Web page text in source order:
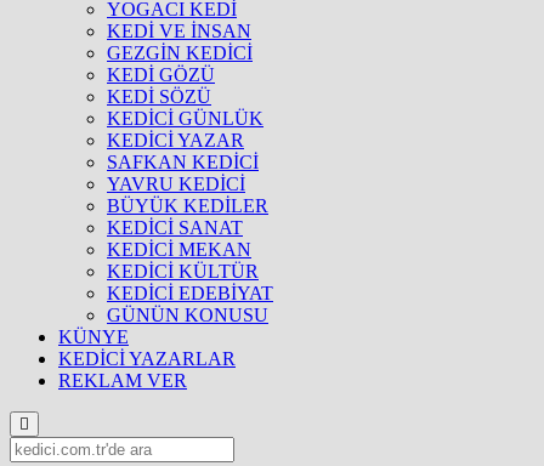
YOGACI KEDİ
KEDİ VE İNSAN
GEZGİN KEDİCİ
KEDİ GÖZÜ
KEDİ SÖZÜ
KEDİCİ GÜNLÜK
KEDİCİ YAZAR
SAFKAN KEDİCİ
YAVRU KEDİCİ
BÜYÜK KEDİLER
KEDİCİ SANAT
KEDİCİ MEKAN
KEDİCİ KÜLTÜR
KEDİCİ EDEBİYAT
GÜNÜN KONUSU
KÜNYE
KEDİCİ YAZARLAR
REKLAM VER